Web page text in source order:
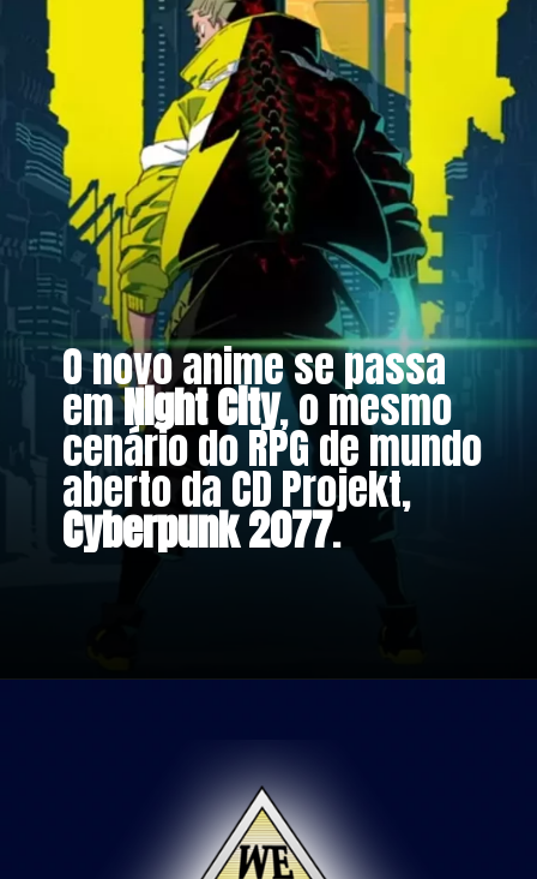
O novo anime se passa
emNight City, o mesmo
cenário do RPG de mundo
aberto da CD Projekt,
Cyberpunk 2077.